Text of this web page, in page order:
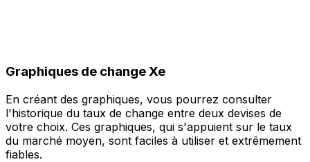
Graphiques de change Xe
En créant des graphiques, vous pourrez consulter
l'historique du taux de change entre deux devises de
votre choix. Ces graphiques, qui s'appuient sur le taux
du marché moyen, sont faciles à utiliser et extrêmement
fiables.